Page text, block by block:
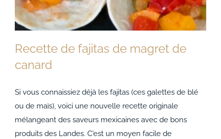
Recette de fajitas de magret de canard
Recette de fajitas de magret de
canard
Si vous connaissiez déjà les fajitas (ces galettes de blé
ou de maïs), voici une nouvelle recette originale
mélangeant des saveurs mexicaines avec de bons
produits des Landes. C'est un moyen facile de